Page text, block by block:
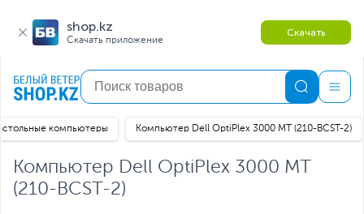
shop.kz
Скачать приложение
Скачать
компьютеры Компьютер Dell OptiPlex 3000 MT (210-BCST-2)
Компьютер Dell OptiPlex 3000 MT
(210-BCST-2)